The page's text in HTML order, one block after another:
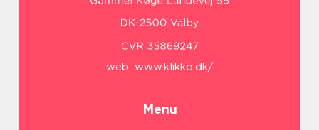
web: www.klikko.dk/
Menu